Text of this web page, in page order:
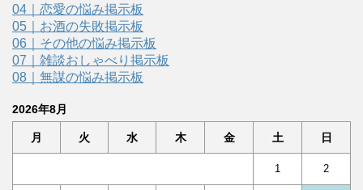
04｜恋愛の悩み掲示板
05｜お酒の失敗掲示板
06｜その他の悩み掲示板
07｜雑談おしゃべり掲示板
08｜無謀の悩み掲示板
2026年8月
月 火 水 木 金 土 日
1 2